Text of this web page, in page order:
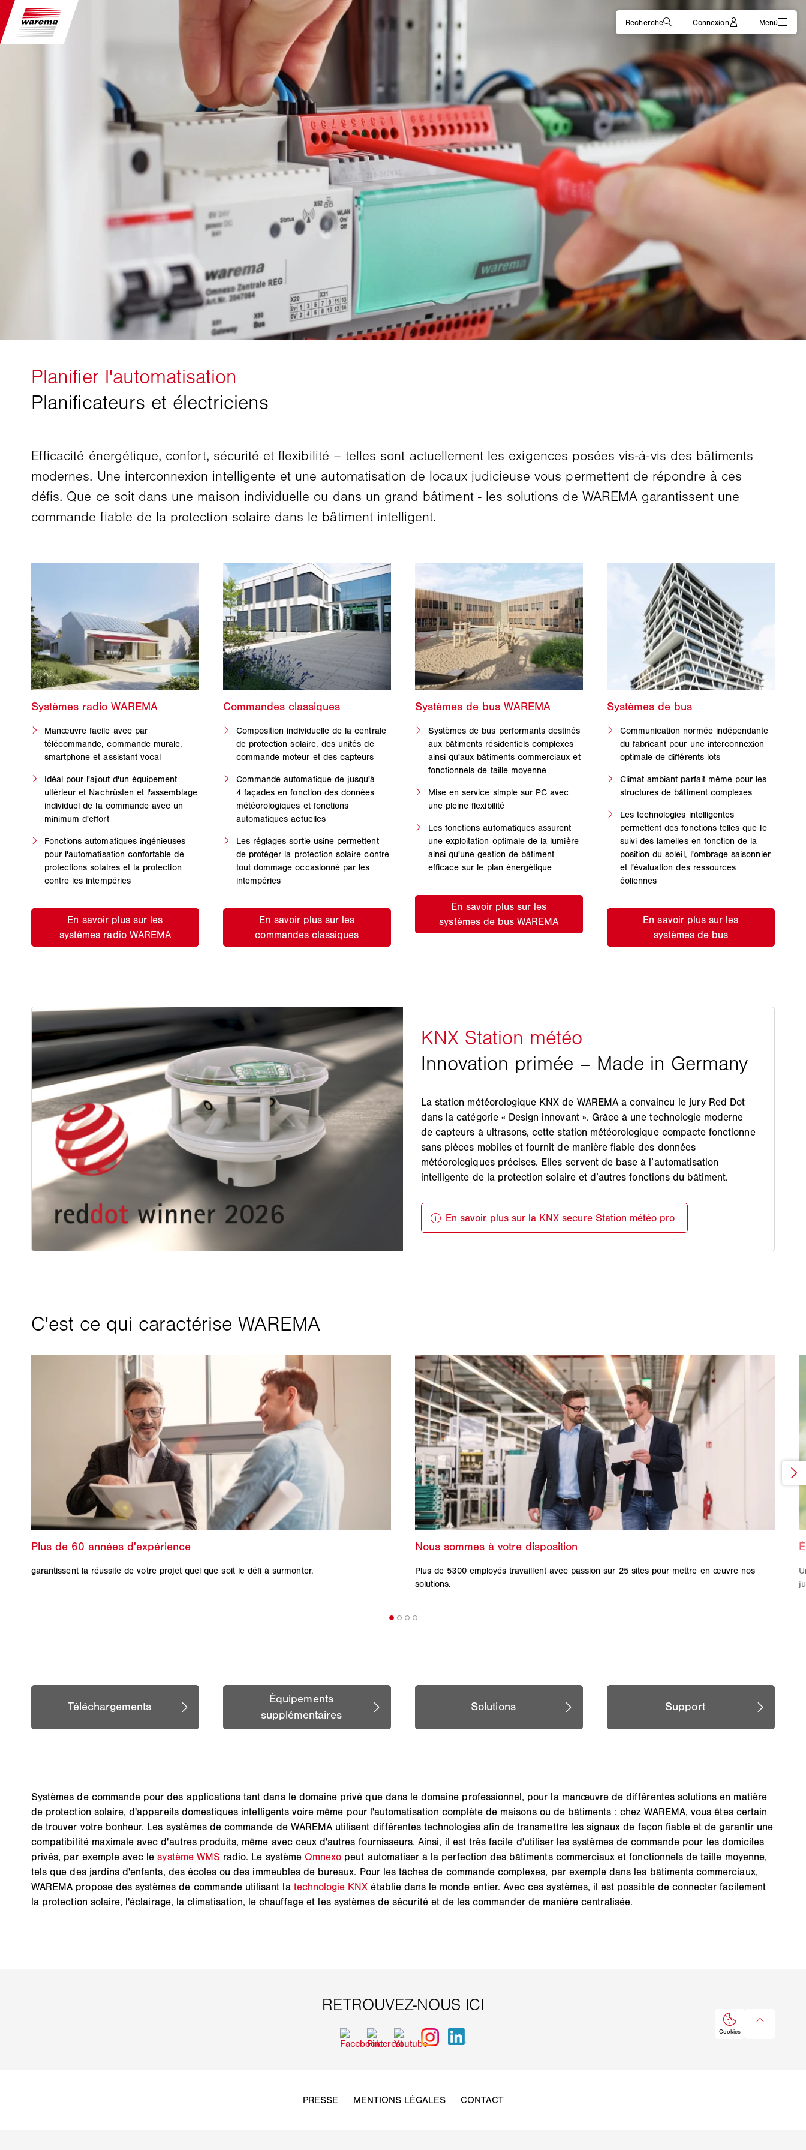
Efficacité énergétique, confort, sécurité et flexibilité – telles sont actuellement les exigences posées vis-à-vis des bâtiments
modernes. Une interconnexion intelligente et une automatisation de locaux judicieuse vous permettent de répondre à ces
défis. Que ce soit dans une maison individuelle ou dans un grand bâtiment - les solutions de WAREMA garantissent une
commande fiable de la protection solaire dans le bâtiment intelligent.
Manœuvre facile avec par
télécommande, commande murale,
smartphone et assistant vocal
Idéal pour l'ajout d'un équipement
ultérieur et Nachrüsten et l'assemblage
individuel de la commande avec un
minimum d'effort
Fonctions automatiques ingénieuses
pour l'automatisation confortable de
protections solaires et la protection
contre les intempéries
Composition individuelle de la centrale
de protection solaire, des unités de
commande moteur et des capteurs
Commande automatique de jusqu'à
4 façades en fonction des données
météorologiques et fonctions
automatiques actuelles
Les réglages sortie usine permettent
de protéger la protection solaire contre
tout dommage occasionné par les
intempéries
Systèmes de bus performants destinés
aux bâtiments résidentiels complexes
ainsi qu'aux bâtiments commerciaux et
fonctionnels de taille moyenne
Mise en service simple sur PC avec
une pleine flexibilité
Les fonctions automatiques assurent
une exploitation optimale de la lumière
ainsi qu'une gestion de bâtiment
efficace sur le plan énergétique
Communication normée indépendante
du fabricant pour une interconnexion
optimale de différents lots
Climat ambiant parfait même pour les
structures de bâtiment complexes
Les technologies intelligentes
permettent des fonctions telles que le
suivi des lamelles en fonction de la
position du soleil, l'ombrage saisonnier
et l'évaluation des ressources
éoliennes
La station météorologique KNX de WAREMA a convaincu le jury Red Dot
dans la catégorie « Design innovant ». Grâce à une technologie moderne
de capteurs à ultrasons, cette station météorologique compacte fonctionne
sans pièces mobiles et fournit de manière fiable des données
météorologiques précises. Elles servent de base à l’automatisation
intelligente de la protection solaire et d’autres fonctions du bâtiment.
Systèmes de commande pour des applications tant dans le domaine privé que dans le domaine professionnel, pour la manœuvre de différentes solutions en matière
de protection solaire, d'appareils domestiques intelligents voire même pour l'automatisation complète de maisons ou de bâtiments : chez WAREMA, vous êtes certain
de trouver votre bonheur. Les systèmes de commande de WAREMA utilisent différentes technologies afin de transmettre les signaux de façon fiable et de garantir une
compatibilité maximale avec d'autres produits, même avec ceux d'autres fournisseurs. Ainsi, il est très facile d'utiliser les systèmes de commande pour les domiciles
privés, par exemple avec lesystème WMSradio. Le système Omnexo peut automatiser à la perfection des bâtiments commerciaux et fonctionnels de taille moyenne,
tels que des jardins d'enfants, des écoles ou des immeubles de bureaux. Pour les tâches de commande complexes, par exemple dans les bâtiments commerciaux,
WAREMA propose des systèmes de commande utilisant la technologie KNX établie dans le monde entier. Avec ces systèmes, il est possible de connecter facilement
la protection solaire, l'éclairage, la climatisation, le chauffage et les systèmes de sécurité et de les commander de manière centralisée.